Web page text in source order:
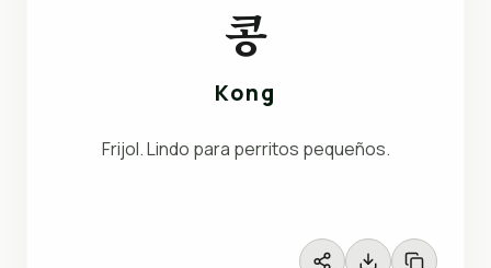
콩
Kong
Frijol. Lindo para perritos pequeños.